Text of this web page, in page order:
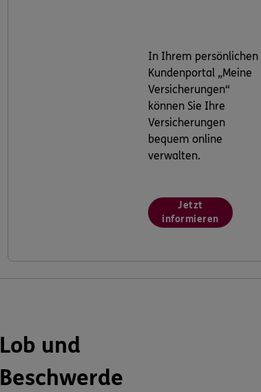
In Ihrem persönlichen
Kundenportal „Meine
Versicherungen“
können Sie Ihre
Versicherungen
bequem online
verwalten.
Jetzt
informieren
Lob und
Beschwerde